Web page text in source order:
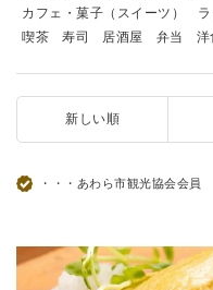
カフェ・菓子（スイーツ）
喫茶
寿司 居酒屋 弁当 洋
新しい順
・・・あわら市観光協会会員